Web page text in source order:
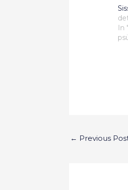
In
← Previous